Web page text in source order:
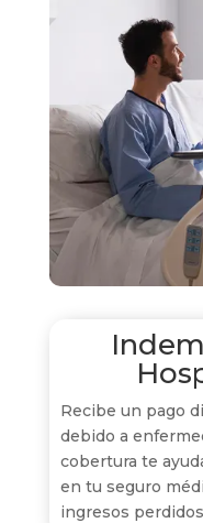
Recibe un pago
debido a
cobertura te
en tu seguro
ingresos